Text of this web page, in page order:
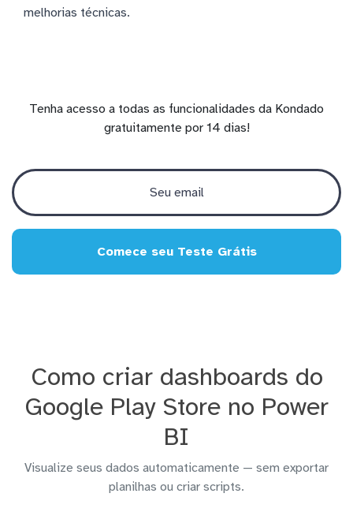
melhorias técnicas.
Tenha acesso a todas as funcionalidades da Kondado
gratuitamente por 14 dias!
Comece seu Teste Grátis
Como criar dashboards do
Google Play Store no Power
BI
Visualize seus dados automaticamente — sem exportar
planilhas ou criar scripts.